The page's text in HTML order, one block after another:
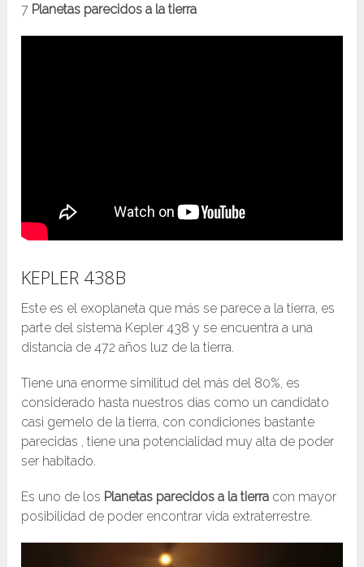
7 Planetas parecidos a la tierra
KEPLER 438B
Este es el exoplaneta que más se parece a la tierra, es
parte del sistema Kepler 438 y se encuentra a una
distancia de 472 años luz de la tierra.
Tiene una enorme similitud del más del 80%, es
considerado hasta nuestros días como un candidato
casi gemelo de la tierra, con condiciones bastante
parecidas , tiene una potencialidad muy alta de poder
ser habitado.
Es uno de los Planetas parecidos a la tierra con mayor
posibilidad de poder encontrar vida extraterrestre.